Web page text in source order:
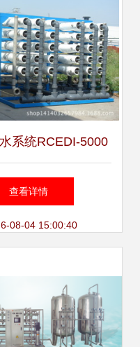
系统RCEDI-5000
纯水装置供应商
查看详情
08-04 15:00:40